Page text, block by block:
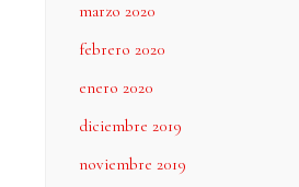
marzo 2020
febrero 2020
enero 2020
diciembre 2019
noviembre 2019